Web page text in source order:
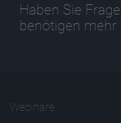
Haben Sie
benötigen
Webinare